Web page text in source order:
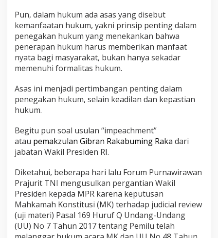
Pun, dalam hukum ada asas yang disebut
kemanfaatan hukum, yakni prinsip penting dalam
penegakan hukum yang menekankan bahwa
penerapan hukum harus memberikan manfaat
nyata bagi masyarakat, bukan hanya sekadar
memenuhi formalitas hukum.
Asas ini menjadi pertimbangan penting dalam
penegakan hukum, selain keadilan dan kepastian
hukum.
Begitu pun soal usulan “impeachment”
atau pemakzulan Gibran Rakabuming Raka dari
jabatan Wakil Presiden RI.
Diketahui, beberapa hari lalu Forum Purnawirawan
Prajurit TNI mengusulkan pergantian Wakil
Presiden kepada MPR karena keputusan
Mahkamah Konstitusi (MK) terhadap judicial review
(uji materi) Pasal 169 Huruf Q Undang-Undang
(UU) No 7 Tahun 2017 tentang Pemilu telah